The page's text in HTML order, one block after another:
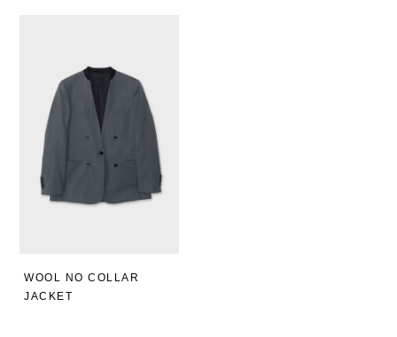
WOOL NO COLLAR
JACKET